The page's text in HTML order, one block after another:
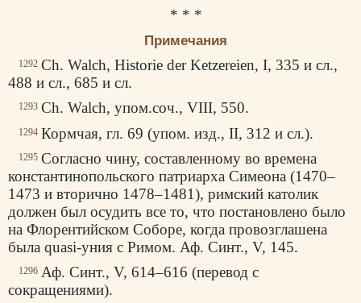
* * *
Примечания
1292 Ch. Walch, Historie der Ketzereien, I, 335 и сл.,
488 и сл., 685 и сл.
1293 Ch. Walch, упом.соч., VIII, 550.
1294 Кормчая, гл. 69 (упом. изд., II, 312 и сл.).
1295 Согласно чину, составленному во времена
константинопольского патриарха Симеона (1470–
1473 и вторично 1478–1481), римский католик
должен был осудить все то, что постановлено было
на Флорентийском Соборе, когда провозглашена
была quasi-уния с Римом. Аф. Синт., V, 145.
1296 Аф. Синт., V, 614–616 (перевод с
сокращениями).